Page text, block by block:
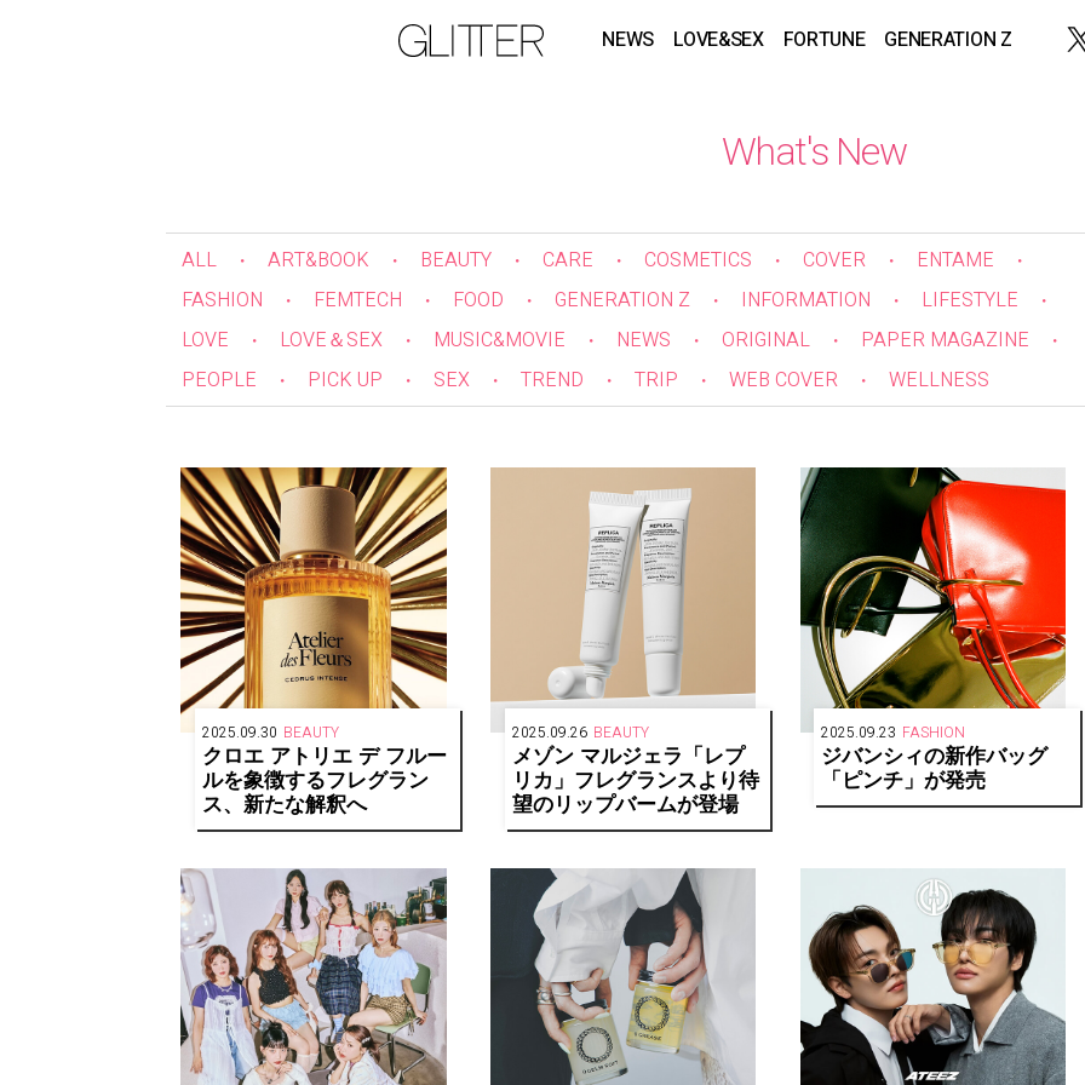
NEWS LOVE&SEX FORTUNE GENERATION Z
What's New
ALL ・ ART&BOOK ・ BEAUTY ・ CARE ・ COSMETICS ・ COVER ・ ENTAME ・
FASHION ・ FEMTECH ・ FOOD ・ GENERATION Z ・ INFORMATION ・ LIFESTYLE ・
LOVE ・ LOVE＆SEX ・ MUSIC&MOVIE ・ NEWS ・ ORIGINAL ・ PAPER MAGAZINE ・
PEOPLE ・ PICK UP ・ SEX ・ TREND ・ TRIP ・ WEB COVER ・ WELLNESS
2025.09.30 BEAUTY
クロエ アトリエ デ フルー
ルを象徴するフレグラン
ス、新たな解釈へ
2025.09.26 BEAUTY
メゾン マルジェラ「レプ
リカ」フレグランスより待
望のリップバームが登場
2025.09.23 FASHION
ジバンシィの新作バッグ
「ピンチ」が発売